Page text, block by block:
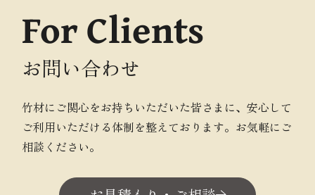
For Clients
お問い合わせ
竹材にご関心をお持ちいただいた皆さまに、安心して
ご利用いただける体制を整えております。お気軽にご
相談ください。